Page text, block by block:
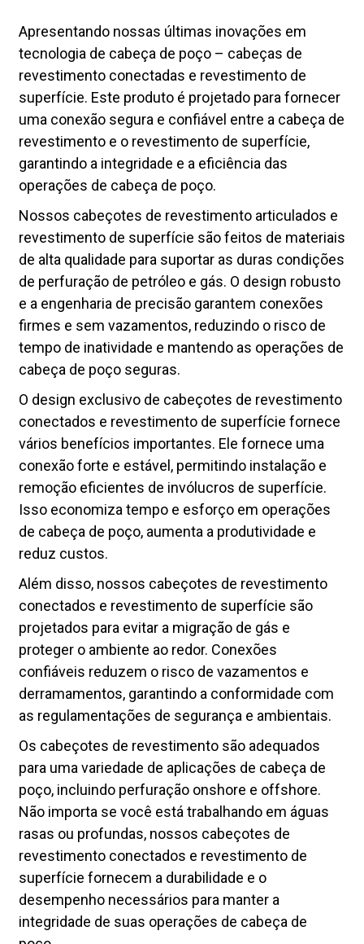
Apresentando nossas últimas inovações em
tecnologia de cabeça de poço – cabeças de
revestimento conectadas e revestimento de
superfície. Este produto é projetado para fornecer
uma conexão segura e confiável entre a cabeça de
revestimento e o revestimento de superfície,
garantindo a integridade e a eficiência das
operações de cabeça de poço.
Nossos cabeçotes de revestimento articulados e
revestimento de superfície são feitos de materiais
de alta qualidade para suportar as duras condições
de perfuração de petróleo e gás. O design robusto
e a engenharia de precisão garantem conexões
firmes e sem vazamentos, reduzindo o risco de
tempo de inatividade e mantendo as operações de
cabeça de poço seguras.
O design exclusivo de cabeçotes de revestimento
conectados e revestimento de superfície fornece
vários benefícios importantes. Ele fornece uma
conexão forte e estável, permitindo instalação e
remoção eficientes de invólucros de superfície.
Isso economiza tempo e esforço em operações
de cabeça de poço, aumenta a produtividade e
reduz custos.
Além disso, nossos cabeçotes de revestimento
conectados e revestimento de superfície são
projetados para evitar a migração de gás e
proteger o ambiente ao redor. Conexões
confiáveis ​​reduzem o risco de vazamentos e
derramamentos, garantindo a conformidade com
as regulamentações de segurança e ambientais.
Os cabeçotes de revestimento são adequados
para uma variedade de aplicações de cabeça de
poço, incluindo perfuração onshore e offshore.
Não importa se você está trabalhando em águas
rasas ou profundas, nossos cabeçotes de
revestimento conectados e revestimento de
superfície fornecem a durabilidade e o
desempenho necessários para manter a
integridade de suas operações de cabeça de